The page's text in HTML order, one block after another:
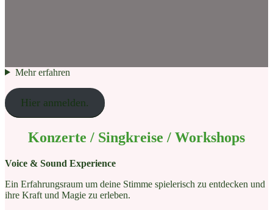
Mehr erfahren
Hier anmelden.
Konzerte / Singkreise / Workshops
Voice & Sound Experience
Ein Erfahrungsraum um deine Stimme spielerisch zu entdecken und
ihre Kraft und Magie zu erleben.